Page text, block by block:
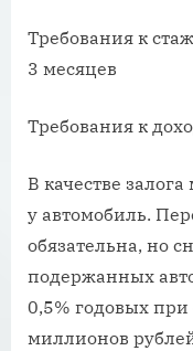
Требования к
3 месяцев
Требования к
В качестве
у автомобиль.
обязательна, но
подержанных
0,5% годовых
миллионов